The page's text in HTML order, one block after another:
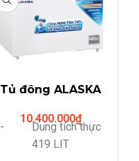
Tủ đông ALASKA
lit),dàn lạnh ống
đồng NEW
10.400.000₫
- Dung tích thực
419 LIT